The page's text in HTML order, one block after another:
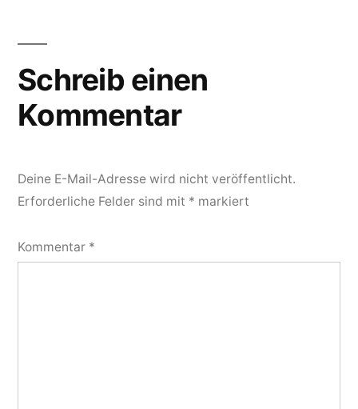
Schreib einen
Kommentar
Deine E-Mail-Adresse wird nicht veröffentlicht.
Erforderliche Felder sind mit * markiert
Kommentar *